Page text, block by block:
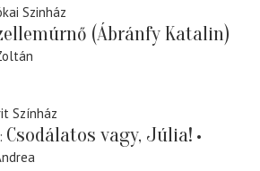
Szinház
(Ábránfy Katalin)
Színház
Csodálatos vagy, Júlia!